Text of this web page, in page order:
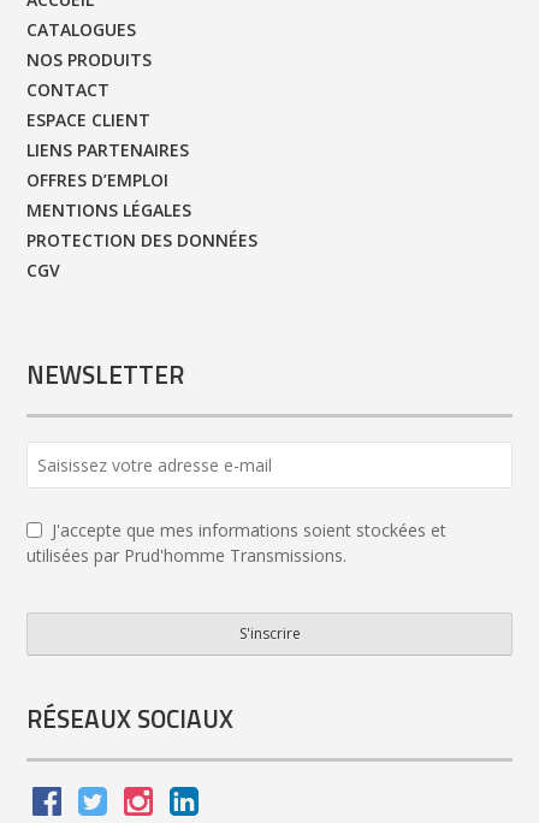
CATALOGUES
NOS PRODUITS
CONTACT
ESPACE CLIENT
LIENS PARTENAIRES
OFFRES D’EMPLOI
MENTIONS LÉGALES
PROTECTION DES DONNÉES
CGV
NEWSLETTER
Email *
J'accepte que mes informations soient stockées et
utilisées par Prud'homme Transmissions.
S'inscrire
RÉSEAUX SOCIAUX